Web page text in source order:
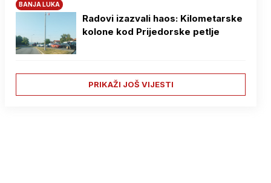
BANJA LUKA
Radovi izazvali haos: Kilometarske
kolone kod Prijedorske petlje
PRIKAŽI JOŠ VIJESTI